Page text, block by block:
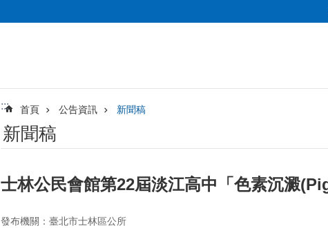
::: 首頁 公告資訊 新聞稿
新聞稿
士林公民會館第22屆淡江高中「色素沉澱
發布機關：臺北市士林區公所